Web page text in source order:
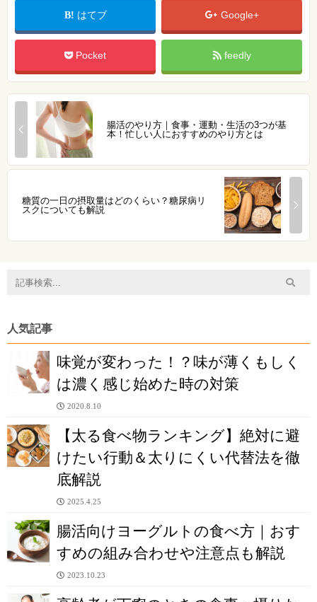
はてブ Google+
Pocket feedly
腸活のやり方｜食事・運動・生活の3つが基
本！忙しい人におすすめのやり方とは
糖質の一日の摂取量はどのくらい？糖尿病リ
スクについても解説
人気記事
味覚が変わった！？味が薄くもしく
は濃く感じ始めた時の対策
2020.8.10
【太る食べ物ランキング】絶対に避
けたい行動＆太りにくい代替法を徹
底解説
2025.4.25
腸活向けヨーグルトの食べ方｜おす
すめの組み合わせや注意点も解説
2023.10.23